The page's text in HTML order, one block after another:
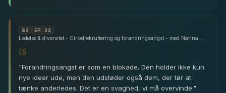
S3 · EP. 22
"Forandringsangst er som en blokade. Den holder ikke kun
nye ideer ude, men den udstøder også dem, der tør at
tænke anderledes. Det er en svaghed, vi må overvinde."